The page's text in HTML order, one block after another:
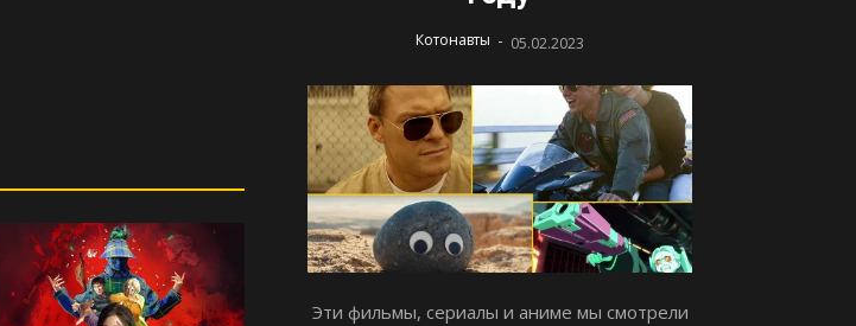
Котонавты - 05.02.2023
Эти фильмы, сериалы и аниме мы смотрели